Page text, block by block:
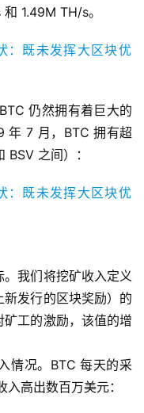
1.49M TH/s。
仍然拥有着巨大的
年 7 月，BTC 拥有超
之间）：
我们将挖矿收入定义
发行的区块奖励）的
工的激励，该值的增
情况。BTC 每天的采
高出数百万美元：